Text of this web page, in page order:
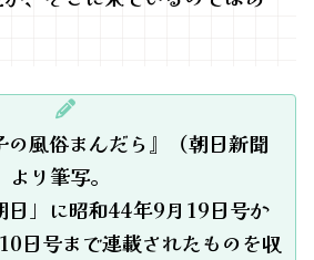
風俗まんだら』（朝日新聞
り筆写。
日」に昭和44年9月19日号か
日号まで連載されたものを収